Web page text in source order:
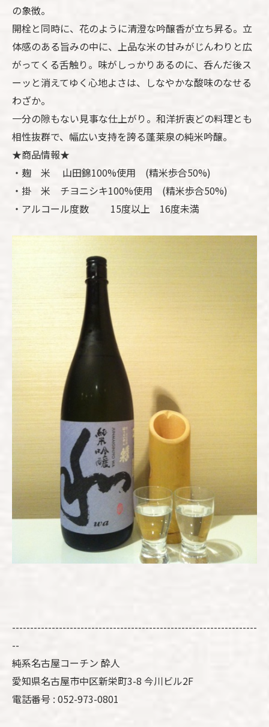
の象徴。
開栓と同時に、花のように清澄な吟醸香が立ち昇る。立
体感のある旨みの中に、上品な米の甘みがじんわりと広
がってくる舌触り。味がしっかりあるのに、呑んだ後ス
ーッと消えてゆく心地よさは、しなやかな酸味のなせる
わざか。
一分の隙もない見事な仕上がり。和洋折衷どの料理とも
相性抜群で、幅広い支持を誇る蓬莱泉の純米吟醸。
★商品情報★
・麹 米 山田錦100%使用 (精米歩合50%)
・掛 米 チヨニシキ100%使用 (精米歩合50%)
・アルコール度数 15度以上 16度未満
--------------------------------------------------------------------
--
純系名古屋コーチン 酔人
愛知県名古屋市中区新栄町3-8 今川ビル2F
電話番号 : 052-973-0801